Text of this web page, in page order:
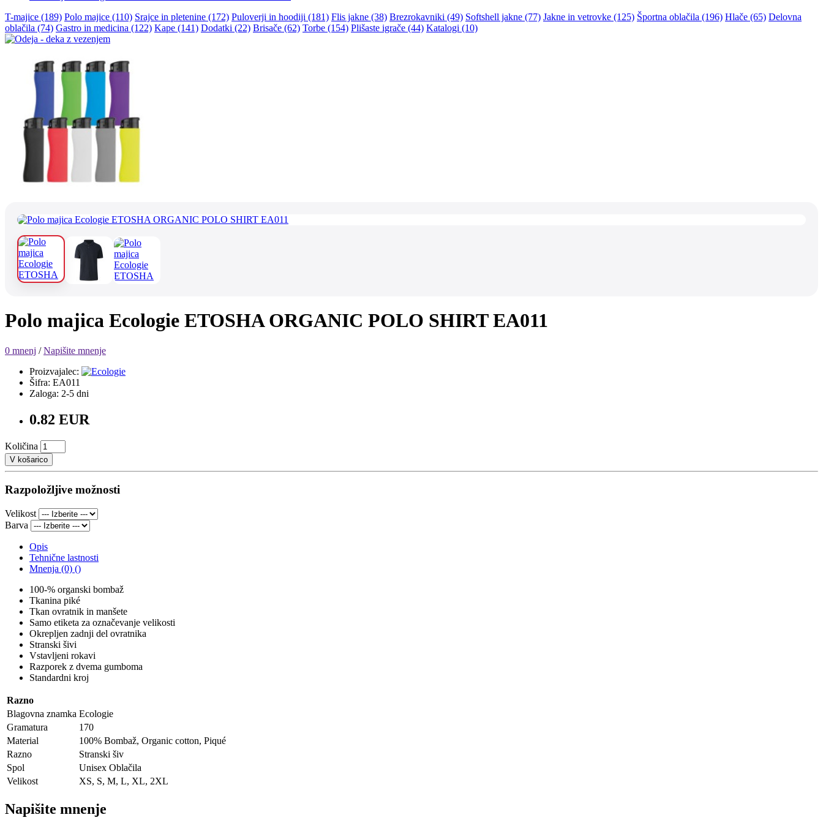
T-majice (189) Polo majice (110) Srajce in pletenine (172) Puloverji in hoodiji (181) Flis jakne (38) Brezrokavniki (49) Softshell jakne (77) Jakne in vetrovke (125) Športna oblačila (196) Hlače (65) Delovna
oblačila (74) Gastro in medicina (122) Kape (141) Dodatki (22) Brisače (62) Torbe (154) Plišaste igrače (44) Katalogi (10)
Polo majica Ecologie ETOSHA ORGANIC POLO SHIRT EA011
0 mnenj /Napišite mnenje
Proizvajalec:
Šifra: EA011
Zaloga: 2-5 dni
0.82 EUR
Količina
V košarico
Razpoložljive možnosti
Velikost
Barva
Opis
Tehnične lastnosti
Mnenja (0) ()
100-% organski bombaž
Tkanina piké
Tkan ovratnik in manšete
Samo etiketa za označevanje velikosti
Okrepljen zadnji del ovratnika
Stranski šivi
Vstavljeni rokavi
Razporek z dvema gumboma
Standardni kroj
Razno
Blagovna znamka Ecologie
Gramatura
170
Material
100% Bombaž, Organic cotton, Piqué
Razno
Stranski šiv
Spol
Unisex Oblačila
Velikost
XS, S, M, L, XL, 2XL
Napišite mnenje